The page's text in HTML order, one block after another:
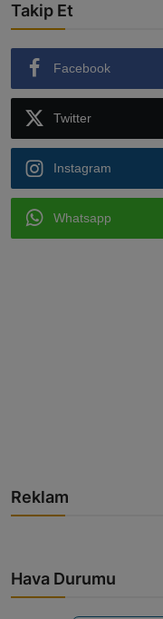
Takip Et
Facebook
Twitter
Instagram
Whatsapp
Reklam
Hava Durumu